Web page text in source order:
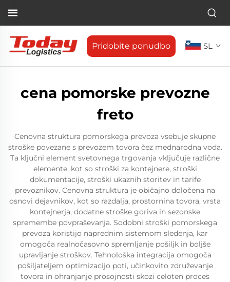
Pridobite ponudbo SL
cena pomorske prevozne
freto
Cenovna struktura pomorskega prevoza vsebuje skupne
stroške povezane s prevozem tovora čez mednarodna voda.
Ta ključni element svetovnega trgovanja vključuje različne
elemente, kot so stroški za kontejnere, stroški
dokumentacije, stroški ukaznih storitev in tarife
prevoznikov. Cenovna struktura je običajno določena na
osnovi dejavnikov, kot so razdalja, prostornina tovora, vrsta
kontejnerja, dodatne stroške goriva in sezonske
spremembe povpraševanja. Sodobni stroški pomorskega
prevoza koristijo naprednim sistemom sledenja, kar
omogoča realnočasovno spremljanje pošiljk in boljše
upravljanje stroškov. Tehnološka integracija omogoča
pošiljateljem optimizacijo poti, učinkovito združevanje
tovora in ohranjanje prosojnosti skozi celoten proces